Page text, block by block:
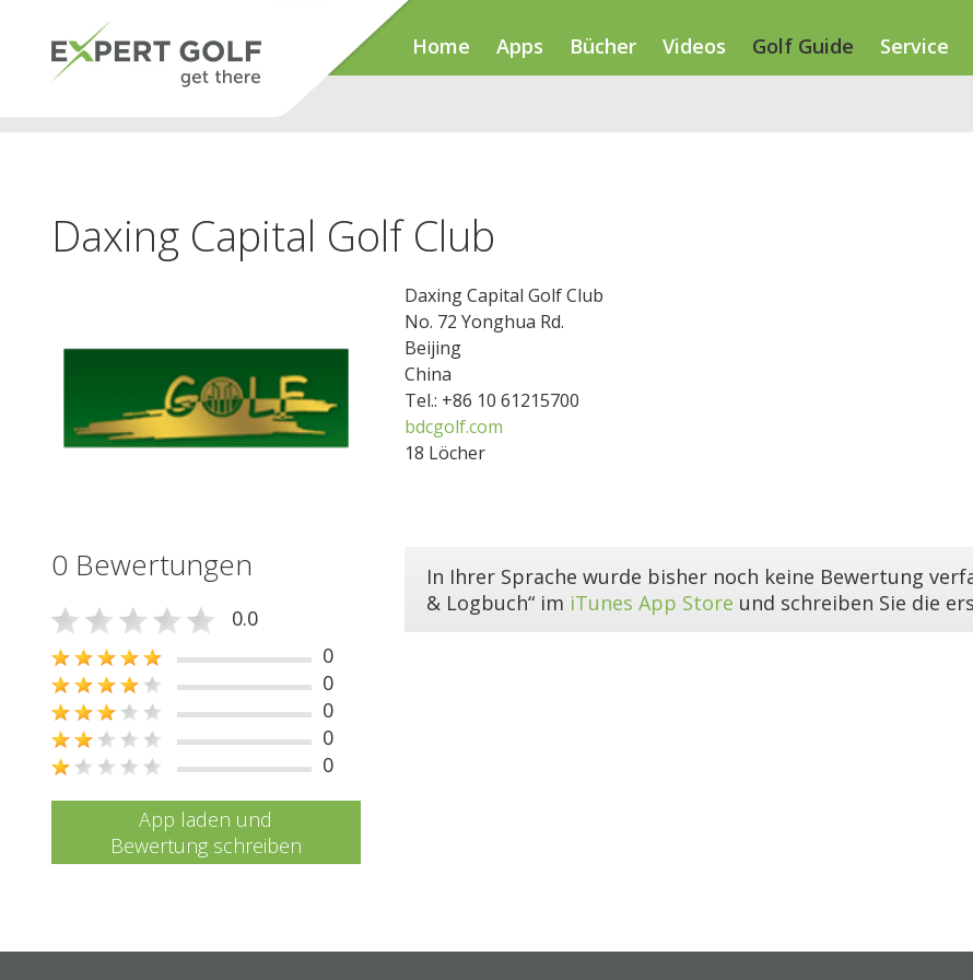
Home Apps Bücher Videos Golf Guide Service
Daxing Capital Golf Club
Daxing Capital Golf Club
No. 72 Yonghua Rd.
Beijing
China
Tel.: +86 10 61215700
bdcgolf.com
18 Löcher
0 Bewertungen
0.0
0
0
0
0
0
App laden und
Bewertung schreiben
In Ihrer Sprache wurde bisher noch keine Bewertung
& Logbuch“ im iTunes App Store und schreiben Sie die